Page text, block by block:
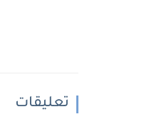
تعليقات